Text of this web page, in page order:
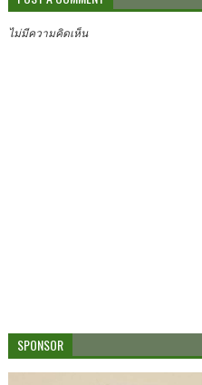
ไม่มีความคิดเห็น
SPONSOR